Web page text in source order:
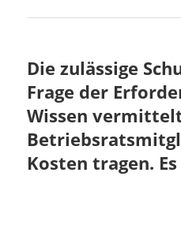
Die zulässige
Frage der
Wissen
Kosten tragen.